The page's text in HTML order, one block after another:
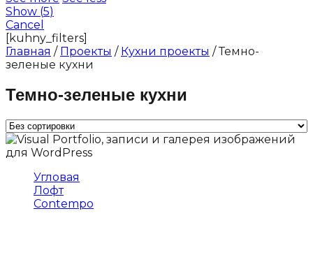
Show (5)
Cancel
[kuhny_filters]
Главная / Проекты / Кухни проекты / Темно-
зеленые кухни
Темно-зеленые кухни
Угловая
Лофт
Contempo